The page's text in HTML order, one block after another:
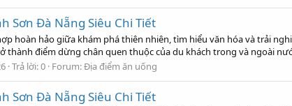
Sơn Đà Nẵng Siêu Chi Tiết
hoàn hảo giữa khám phá thiên nhiên, tìm hiểu văn hóa và trải
thành điểm dừng chân quen thuộc của du khách trong và ngoài
Trả lời: 0 Forum:Địa điểm ăn uống
Sơn Đà Nẵng Siêu Chi Tiết